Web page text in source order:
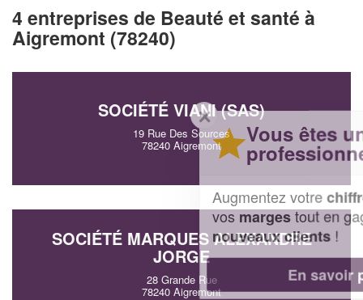
4 entreprises de Beauté et santé à
Aigremont (78240)
SOCIÉTÉ VIANI (SAS)
19 Rue Des Sources
78240 Aigremont
SOCIÉTÉ MARQUES ALEXANDRE
JORGE
28 Grande Rue
78240 Aigremont
✕
Vous êtes un
professionnel ?
Augmentez votrechiffre d'affaireset
vosmargestout en gagnant de
nouveaux clients!
En savoir plus